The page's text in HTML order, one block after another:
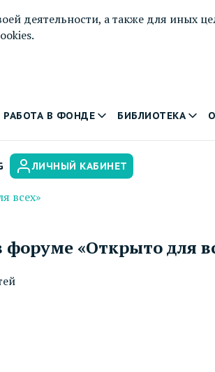
деятельности, а также для иных
РАБОТА В ФОНДЕ БИБЛИОТЕКА
ЛИЧНЫЙ КАБИНЕТ
всех»
«Открыто для